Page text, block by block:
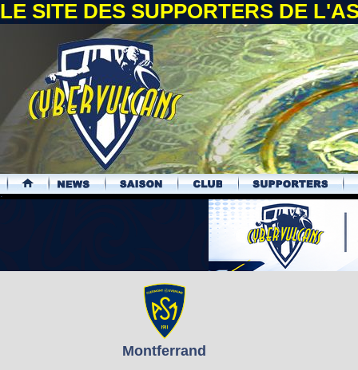
LE SITE DES SUPPORTERS DE
.
Montferrand